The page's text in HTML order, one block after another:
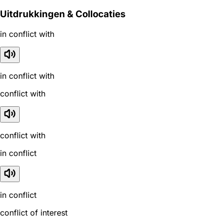
Uitdrukkingen & Collocaties
in conflict with
in conflict with
conflict with
conflict with
in conflict
in conflict
conflict of interest